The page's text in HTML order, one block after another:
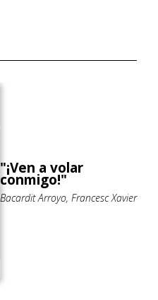
"¡Ven a volar
conmigo!"
Bacardit Arroyo, Francesc Xavier